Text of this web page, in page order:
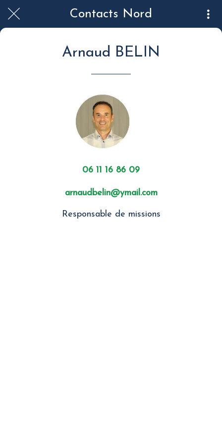
Contacts Nord
Arnaud BELIN
06 11 16 86 09
arnaudbelin@ymail.com
Responsable de missions